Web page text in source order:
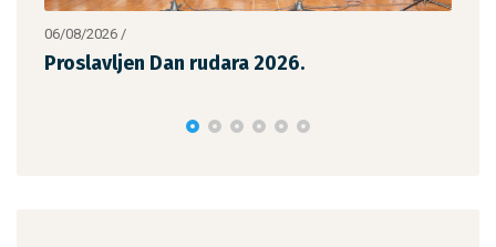
rudara 2026.
Održan 30. jubilarni